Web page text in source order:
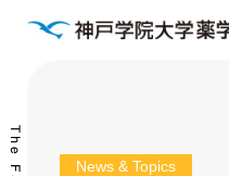
News & Topics